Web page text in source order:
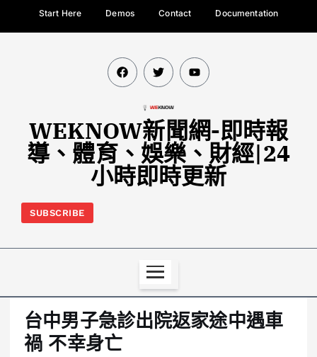
Start Here Demos Contact Documentation
WEKNOW新聞網-即時報
導、體育、娛樂、財經|24
小時即時更新
SUBSCRIBE
台中男子急診出院返家途中遇車
禍 不幸身亡